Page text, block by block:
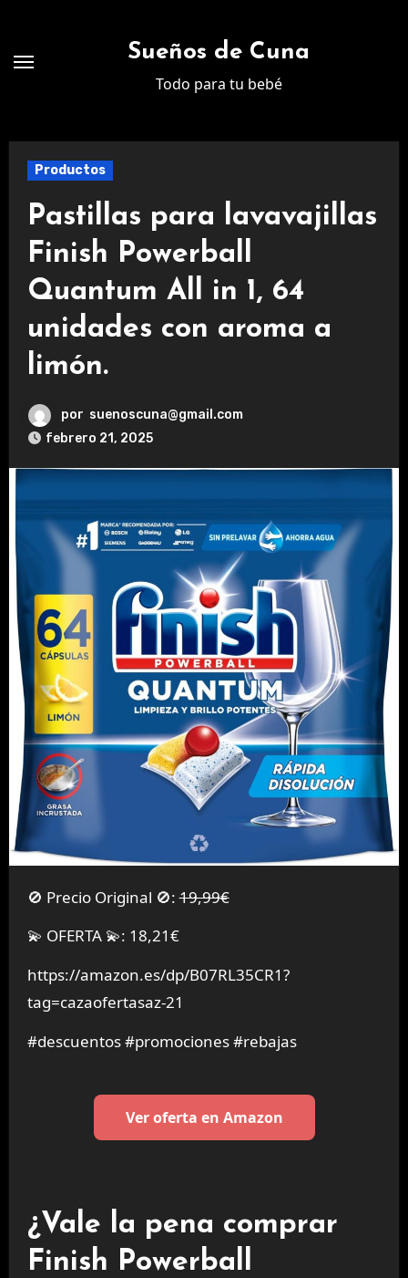
contenido
Sueños de Cuna
Todo para tu bebé
Productos
Pastillas para lavavajillas
Finish Powerball
Quantum All in 1, 64
unidades con aroma a
limón.
por suenoscuna@gmail.com
febrero 21, 2025
🚫 Precio Original 🚫:19,99€
💫 OFERTA 💫: 18,21€
https://amazon.es/dp/B07RL35CR1?
tag=cazaofertasaz-21
#descuentos #promociones #rebajas
Ver oferta en Amazon
¿Vale la pena comprar
Finish Powerball